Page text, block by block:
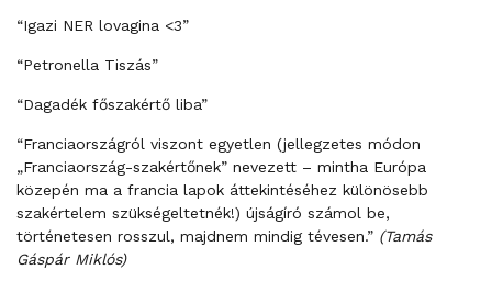
“Igazi NER lovagina <3”
“Petronella Tiszás”
“Dagadék főszakértő liba”
“Franciaországról viszont egyetlen (jellegzetes módon
„Franciaország-szakértőnek” nevezett – mintha Európa
közepén ma a francia lapok áttekintéséhez különösebb
szakértelem szükségeltetnék!) újságíró számol be,
történetesen rosszul, majdnem mindig tévesen.” (Tamás
Gáspár Miklós)